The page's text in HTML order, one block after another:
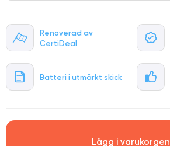
Renoverad av
CertiDeal
Batteri i utmärkt skick
Lägg i varukorgen